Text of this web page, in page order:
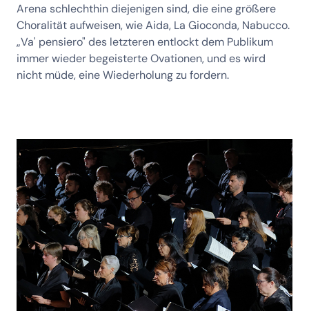
Arena schlechthin diejenigen sind, die eine größere
Choralität aufweisen, wie Aida, La Gioconda, Nabucco.
„Va' pensiero" des letzteren entlockt dem Publikum
immer wieder begeisterte Ovationen, und es wird
nicht müde, eine Wiederholung zu fordern.